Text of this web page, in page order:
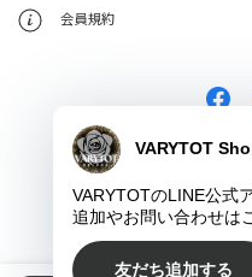
会員規約